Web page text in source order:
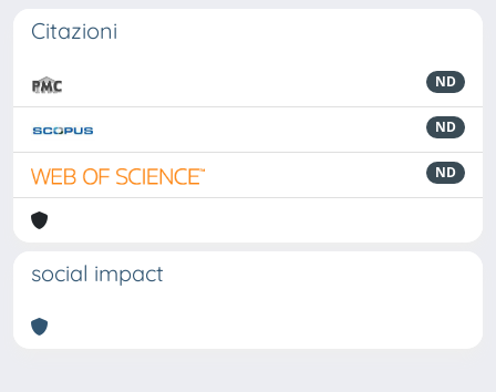
Citazioni
ND
ND
ND
social impact